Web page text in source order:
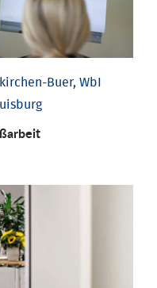
Buer, WbI